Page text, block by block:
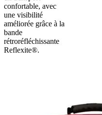
confortable, avec
une visibilité
améliorée grâce à la
bande
rétroréfléchissante
Reflexite®.